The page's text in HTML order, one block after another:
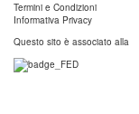
Termini e Condizioni
Informativa Privacy
Questo sito è associato alla